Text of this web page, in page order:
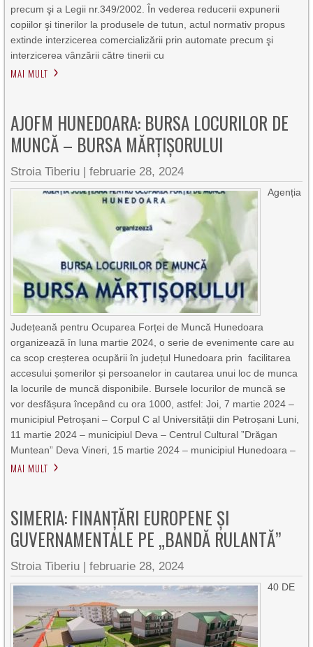
precum şi a Legii nr.349/2002. În vederea reducerii expunerii
copiilor şi tinerilor la produsele de tutun, actul normativ propus
extinde interzicerea comercializării prin automate precum şi
interzicerea vânzării către tinerii cu
MAI MULT
AJOFM HUNEDOARA: BURSA LOCURILOR DE
MUNCĂ – BURSA MĂRȚIȘORULUI
Stroia Tiberiu |februarie 28, 2024
Agenția
Județeană pentru Ocuparea Forței de Muncă Hunedoara
organizează în luna martie 2024, o serie de evenimente care au
ca scop creșterea ocupării în județul Hunedoara prin facilitarea
accesului șomerilor și persoanelor in cautarea unui loc de munca
la locurile de muncă disponibile. Bursele locurilor de muncă se
vor desfășura începând cu ora 1000, astfel: Joi, 7 martie 2024 –
municipiul Petroșani – Corpul C al Universității din Petroșani Luni,
11 martie 2024 – municipiul Deva – Centrul Cultural ”Drăgan
Muntean” Deva Vineri, 15 martie 2024 – municipiul Hunedoara –
MAI MULT
SIMERIA: FINANȚĂRI EUROPENE ȘI
GUVERNAMENTALE PE „BANDĂ RULANTĂ”
Stroia Tiberiu |februarie 28, 2024
40 DE